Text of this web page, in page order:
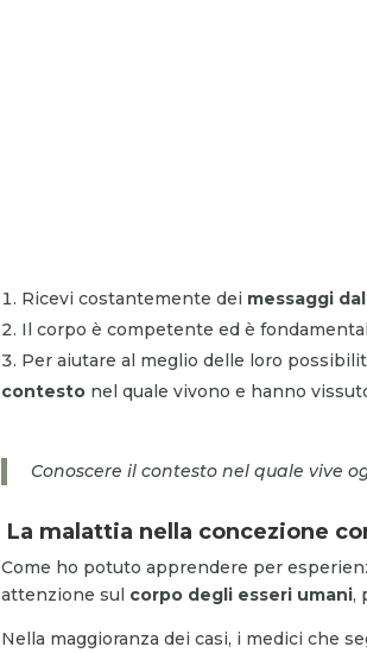
Ricevi costantemente dei messaggi
Il corpo è competente ed è
Per aiutare al meglio delle loro
contesto nel quale vivono e hanno
Conoscere il contesto nel quale vive
La malattia nella concezione
Come ho potuto apprendere per
attenzione sul corpo degli esseri umani,
Nella maggioranza dei casi, i medici che